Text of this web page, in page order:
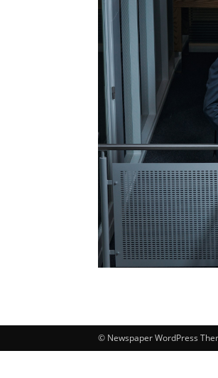
© Newspaper WordPress